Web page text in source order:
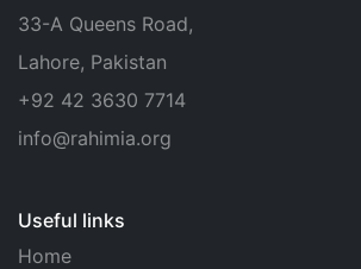
33-A Queens Road,
Lahore, Pakistan
+92 42 3630 7714
info@rahimia.org
Useful links
Home